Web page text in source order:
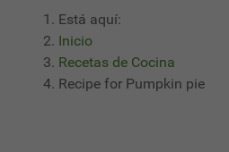
Está aquí:
Inicio
Recetas de Cocina
Recipe for Pumpkin pie